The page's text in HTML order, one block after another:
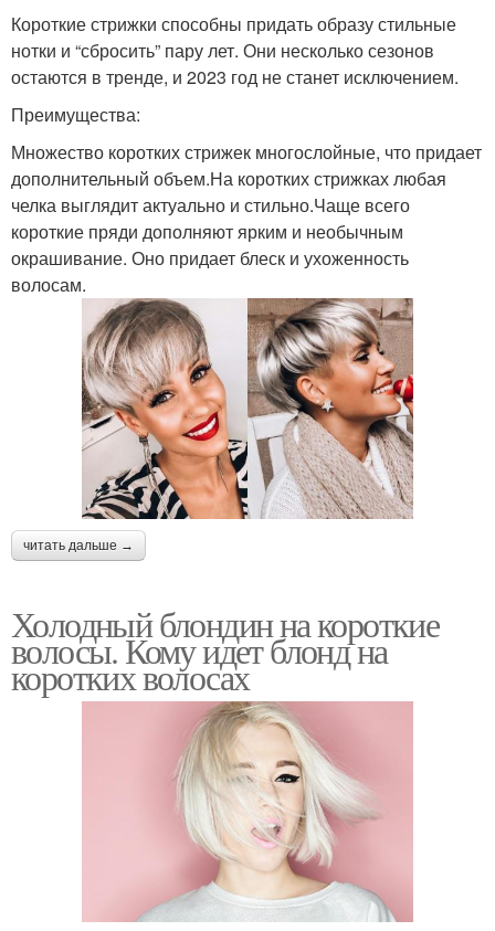
Короткие стрижки способны придать образу стильные
нотки и “сбросить” пару лет. Они несколько сезонов
остаются в тренде, и 2023 год не станет исключением.
Преимущества:
Множество коротких стрижек многослойные, что придает
дополнительный объем.На коротких стрижках любая
челка выглядит актуально и стильно.Чаще всего
короткие пряди дополняют ярким и необычным
окрашивание. Оно придает блеск и ухоженность
волосам.
читать дальше →
Холодный блондин на короткие
волосы. Кому идет блонд на
коротких волосах